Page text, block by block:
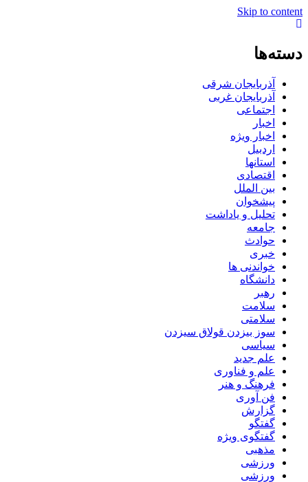
Skip to content
دسته‌ها
آذربایجان شرقی
آذربایجان غربی
اجتماعی
اخبار
اخبار ویژه
اردبیل
استانها
اقتصادی
بین الملل
پیشخوان
تحلیل و یاداشت
جامعه
حوادث
خبری
خواندنی ها
دانشگاه
رهبر
سلامت
سلامتی
سوز بیزدن قولاق سیزدن
سیاسی
علم جدید
علم و فناوری
فرهنگ و هنر
فن آوری
گزارش
گفتگو
گفتگوی ویژه
مذهبی
ورزشی
ورزشی